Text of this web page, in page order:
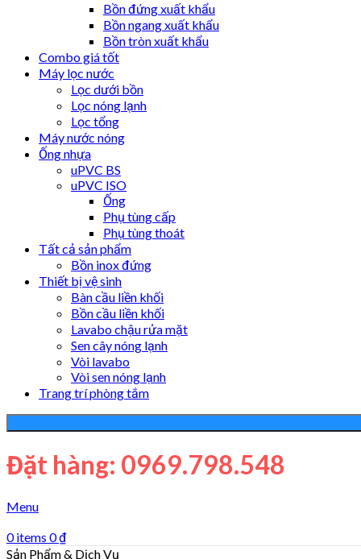
Bồn đứng xuất khẩu
Bồn ngang xuất khẩu
Bồn tròn xuất khẩu
Combo giá tốt
Máy lọc nước
Lọc dưới bồn
Lọc nóng lạnh
Lọc tổng
Máy nước nóng
Ống nhựa
uPVC BS
uPVC ISO
Ống
Phụ tùng cấp
Phụ tùng thoát
Tất cả sản phẩm
Bồn inox đứng
Thiết bị vệ sinh
Bàn cầu liền khối
Bồn cầu liền khối
Lavabo chậu rửa mặt
Sen cây nóng lạnh
Vòi lavabo
Vòi sen nóng lạnh
Trang trí phòng tắm
Đặt hàng: 0969.798.548
Menu
0items 0₫
Sản Phẩm & Dịch Vụ